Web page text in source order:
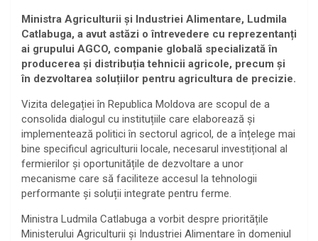
Ministra Agriculturii și Industriei Alimentare, Ludmila
Catlabuga, a avut astăzi o întrevedere cu reprezentanți
ai grupului AGCO, companie globală specializată în
producerea și distribuția tehnicii agricole, precum și
în dezvoltarea soluțiilor pentru agricultura de precizie.
Vizita delegației în Republica Moldova are scopul de a
consolida dialogul cu instituțiile care elaborează și
implementează politici în sectorul agricol, de a înțelege mai
bine specificul agriculturii locale, necesarul investițional al
fermierilor și oportunitățile de dezvoltare a unor
mecanisme care să faciliteze accesul la tehnologii
performante și soluții integrate pentru ferme.
Ministra Ludmila Catlabuga a vorbit despre prioritățile
Ministerului Agriculturii și Industriei Alimentare în domeniul